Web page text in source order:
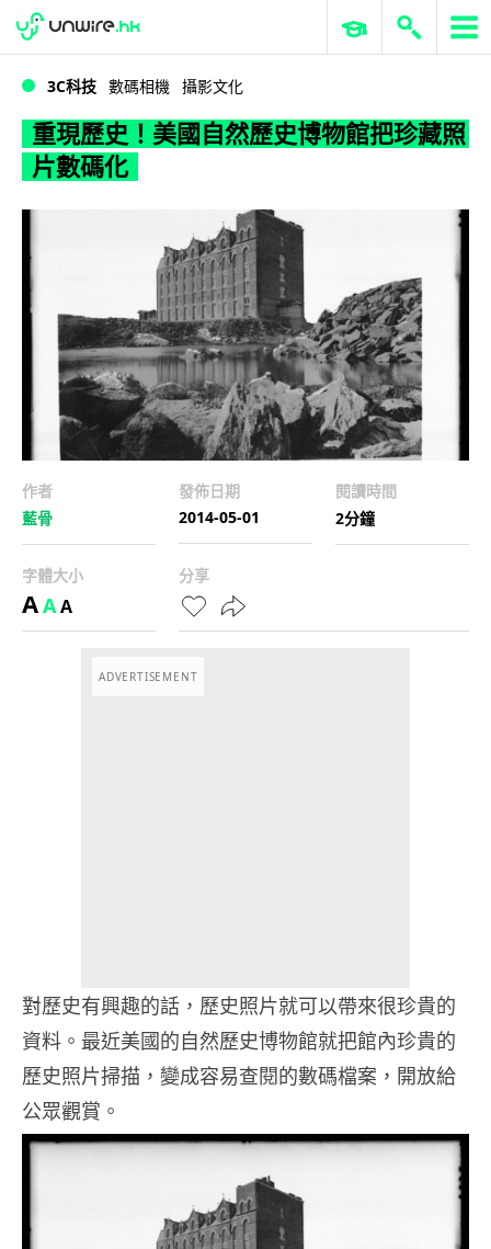
WWDC 2026 ERP 與商業 AI
3C科技 數碼相機 攝影文化
重現歷史！美國自然歷史博物館把珍藏照
片數碼化
作者
藍骨
發佈日期
2014-05-01
閱讀時間
2分鐘
字體大小
AAA
分享
ADVERTISEMENT
對歷史有興趣的話，歷史照片就可以帶來很珍貴的
資料。最近美國的自然歷史博物館就把館內珍貴的
歷史照片掃描，變成容易查閱的數碼檔案，開放給
公眾觀賞。